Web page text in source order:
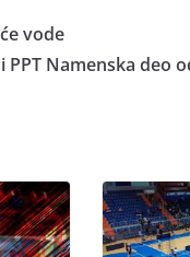
vode
PPT Namenska deo